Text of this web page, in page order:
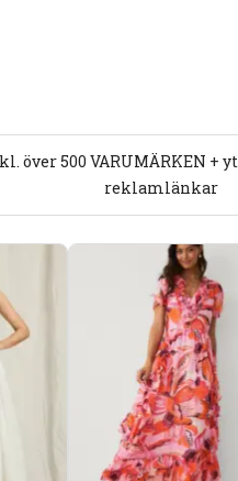
över 500 VARUMÄRKEN
reklamlänkar